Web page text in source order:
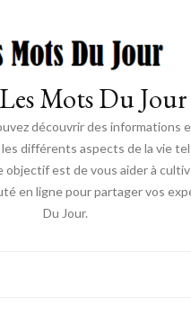
Mots Du Jour
découvrir des informations
différents aspects de la vie
est de vous aider à
en ligne pour partager vos
Du Jour.